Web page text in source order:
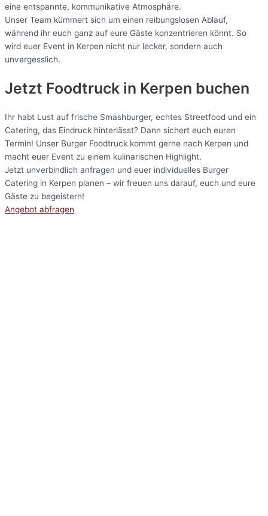
eine entspannte, kommunikative Atmosphäre.
Unser Team kümmert sich um einen reibungslosen Ablauf,
während ihr euch ganz auf eure Gäste konzentrieren könnt. So
wird euer Event in Kerpen nicht nur lecker, sondern auch
unvergesslich.
Jetzt Foodtruck in Kerpen buchen
Ihr habt Lust auf frische Smashburger, echtes Streetfood und ein
Catering, das Eindruck hinterlässt? Dann sichert euch euren
Termin! Unser Burger Foodtruck kommt gerne nach Kerpen und
macht euer Event zu einem kulinarischen Highlight.
Jetzt unverbindlich anfragen und euer individuelles Burger
Catering in Kerpen planen – wir freuen uns darauf, euch und eure
Gäste zu begeistern!
Angebot abfragen